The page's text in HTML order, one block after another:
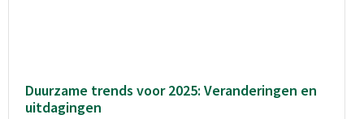
Duurzame trends voor 2025: Veranderingen en
uitdagingen